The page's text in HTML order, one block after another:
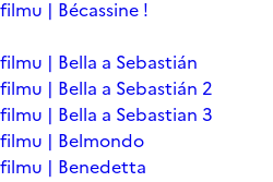
| Bécassine !
| Bella a Sebastián
| Bella a Sebastián 2
| Bella a Sebastian 3
| Belmondo
| Benedetta